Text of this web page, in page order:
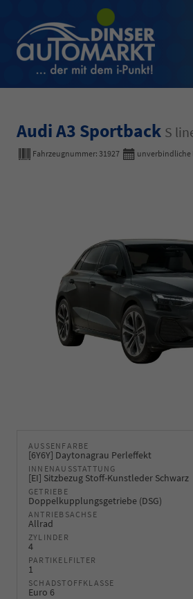
Audi A3 Sportback S
Fahrzeugnummer: 31927 unverbindliche
AUSSENFARBE
[6Y6Y] Daytonagrau Perleffekt
INNENAUSSTATTUNG
[EI] Sitzbezug Stoff-Kunstleder Schwarz
GETRIEBE
Doppelkupplungsgetriebe (DSG)
ANTRIEBSACHSE
Allrad
ZYLINDER
4
PARTIKELFILTER
1
SCHADSTOFFKLASSE
Euro 6